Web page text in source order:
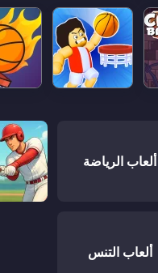
ألعاب الرياضة
ألعاب التنس